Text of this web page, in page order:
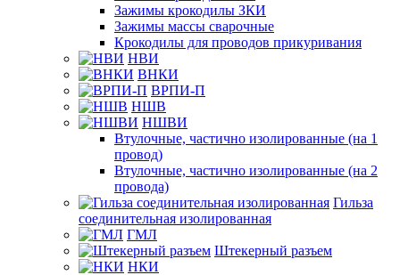
Зажимы крокодилы ЗКИ
Зажимы массы сварочные
Крокодилы для проводов прикуривания
НВИ
ВНКИ
ВРПИ-П
НШВ
НШВИ
Втулочные, частично изолированные (на 1
провод)
Втулочные, частично изолированные (на 2
провода)
Гильза
соединительная изолированная
ГМЛ
Штекерный разъем
НКИ